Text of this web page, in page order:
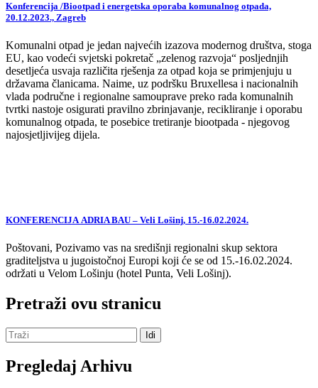
Konferencija /Biootpad i energetska oporaba komunalnog otpada,
20.12.2023., Zagreb
Komunalni otpad je jedan najvećih izazova modernog društva, stoga
EU, kao vodeći svjetski pokretač „zelenog razvoja“ posljednjih
desetljeća usvaja različita rješenja za otpad koja se primjenjuju u
državama članicama. Naime, uz podršku Bruxellesa i nacionalnih
vlada područne i regionalne samouprave preko rada komunalnih
tvrtki nastoje osigurati pravilno zbrinjavanje, recikliranje i oporabu
komunalnog otpada, te posebice tretiranje biootpada - njegovog
najosjetljivijeg dijela.
KONFERENCIJA ADRIA BAU – Veli Lošinj, 15.-16.02.2024.
Poštovani, Pozivamo vas na središnji regionalni skup sektora
graditeljstva u jugoistočnoj Europi koji će se od 15.-16.02.2024.
održati u Velom Lošinju (hotel Punta, Veli Lošinj).
Pretraži ovu stranicu
Pregledaj Arhivu